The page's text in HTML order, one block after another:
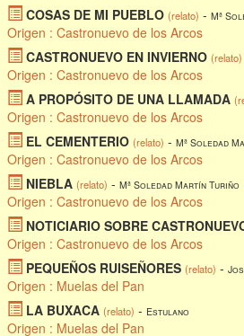
COSAS DE MI PUEBLO (relato) - Mª
Origen : Castronuevo de los Arcos
CASTRONUEVO EN INVIERNO (relato)
Origen : Castronuevo de los Arcos
A PROPÓSITO DE UNA LLAMADA
Origen : Castronuevo de los Arcos
EL CEMENTERIO (relato) - Mª Soledad
Origen : Castronuevo de los Arcos
NIEBLA (relato) - Mª Soledad Martín Turiño
Origen : Castronuevo de los Arcos
NOTICIARIO SOBRE
Origen : Castronuevo de los Arcos
PEQUEÑOS RUISEÑORES (relato) -
Origen : Muelas del Pan
LA BUXACA (relato) - Estulano
Origen : Muelas del Pan